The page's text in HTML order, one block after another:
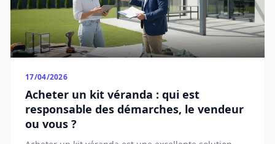
17/04/2026
Acheter un kit véranda : qui est
responsable des démarches, le vendeur
ou vous ?